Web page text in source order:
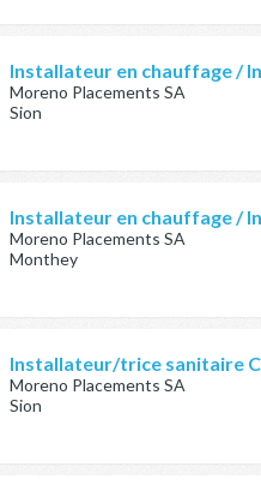
Installateur en chauffage /
Moreno Placements SA
Sion
Installateur en chauffage /
Moreno Placements SA
Monthey
Installateur/trice sanitaire
Moreno Placements SA
Sion